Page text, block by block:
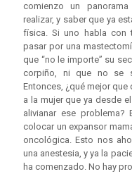
comienzo un
realizar, y saber que ya
física. Si uno habla con
pasar por una
que “no le importe” su
corpiño, ni que no se
Entonces, ¿qué mejor
a la mujer que ya desde
alivianar ese
colocar un expansor
oncológica. Esto nos
una anestesia, y ya la
ha comenzado. No hay